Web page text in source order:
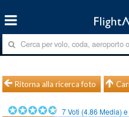
Ritorna alla ricerca foto
7Voti (4.86 Media)